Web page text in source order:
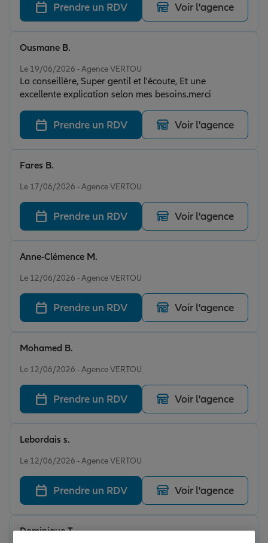
Prendre un RDV Voir l'agence
Le 19/06/2026 - Agence VERTOU
La conseillère, Super gentil et l'écoute, Et une
excellente explication selon mes besoins.merci
Ousmane B.
Prendre un RDV Voir l'agence
Le 17/06/2026 - Agence VERTOU
Fares B.
Prendre un RDV Voir l'agence
Le 12/06/2026 - Agence VERTOU
Anne-Clémence M.
Prendre un RDV Voir l'agence
Le 12/06/2026 - Agence VERTOU
Mohamed B.
Prendre un RDV Voir l'agence
Le 12/06/2026 - Agence VERTOU
Lebordais s.
Prendre un RDV Voir l'agence
Dominique T.